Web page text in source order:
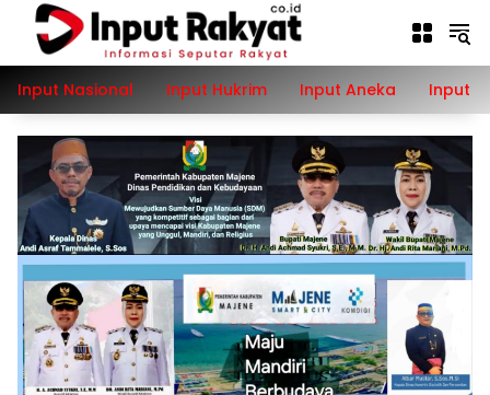
Langsung
konten
Input Nasional
Input Hukrim Input Aneka Input